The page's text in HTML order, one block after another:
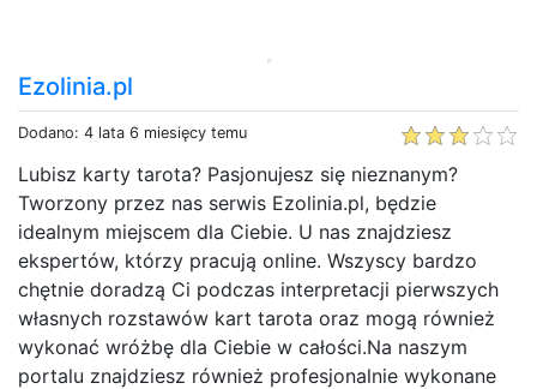
Ezolinia.pl
Dodano: 4 lata 6 miesięcy temu
Lubisz karty tarota? Pasjonujesz się nieznanym?
Tworzony przez nas serwis Ezolinia.pl, będzie
idealnym miejscem dla Ciebie. U nas znajdziesz
ekspertów, którzy pracują online. Wszyscy bardzo
chętnie doradzą Ci podczas interpretacji pierwszych
własnych rozstawów kart tarota oraz mogą również
wykonać wróżbę dla Ciebie w całości.Na naszym
portalu znajdziesz również profesjonalnie wykonane